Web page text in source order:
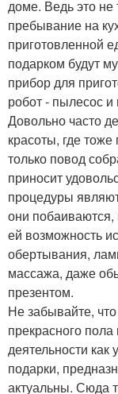
доме. Ведь это не
пребывание на
приготовленной
подарком будут
прибор для
робот - пылесос и
Довольно часто
красоты, где
только повод
приносит
процедуры
они
ей возможность
обертывания,
массажа, даже
презентом.
Не забывайте,
прекрасного
деятельности
подарки,
актуальны. Сюда